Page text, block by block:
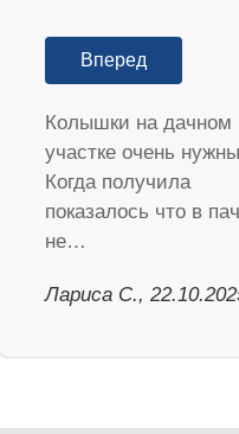
Вперед
Колышки на дачном
участке очень
Когда получила
показалось что в
не…
Лариса С.,